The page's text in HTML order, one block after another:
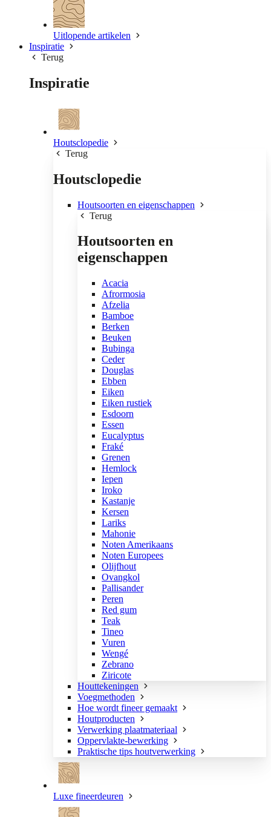
Uitlopende artikelen
Inspiratie
Terug
Inspiratie
Houtsclopedie
Terug
Houtsclopedie
Houtsoorten en eigenschappen
Terug
Houtsoorten en
eigenschappen
Acacia
Afrormosia
Afzelia
Bamboe
Berken
Beuken
Bubinga
Ceder
Douglas
Ebben
Eiken
Eiken rustiek
Esdoorn
Essen
Eucalyptus
Fraké
Grenen
Hemlock
Iepen
Iroko
Kastanje
Kersen
Lariks
Mahonie
Noten Amerikaans
Noten Europees
Olijfhout
Ovangkol
Pallisander
Peren
Red gum
Teak
Tineo
Vuren
Wengé
Zebrano
Ziricote
Houttekeningen
Voegmethoden
Hoe wordt fineer gemaakt
Houtproducten
Verwerking plaatmateriaal
Oppervlakte-bewerking
Praktische tips houtverwerking
Luxe fineerdeuren